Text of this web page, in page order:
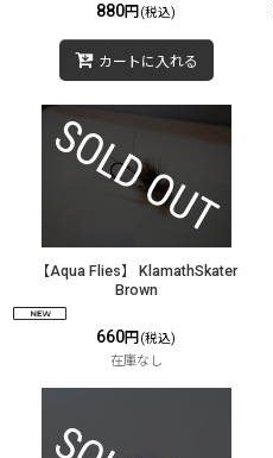
880円 (税込)
カートに入れる
【Aqua Flies】 KlamathSkater
Brown
660円 (税込)
在庫なし